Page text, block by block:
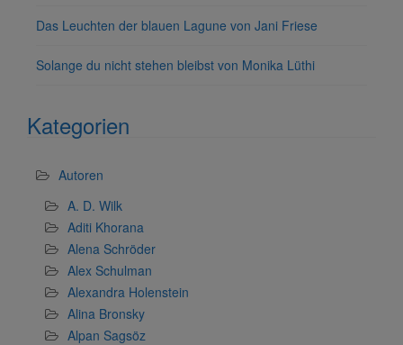
Das Leuchten der blauen Lagune von Jani Friese
Solange du nicht stehen bleibst von Monika Lüthi
Kategorien
Autoren
A. D. Wilk
Aditi Khorana
Alena Schröder
Alex Schulman
Alexandra Holenstein
Alina Bronsky
Alpan Sagsöz